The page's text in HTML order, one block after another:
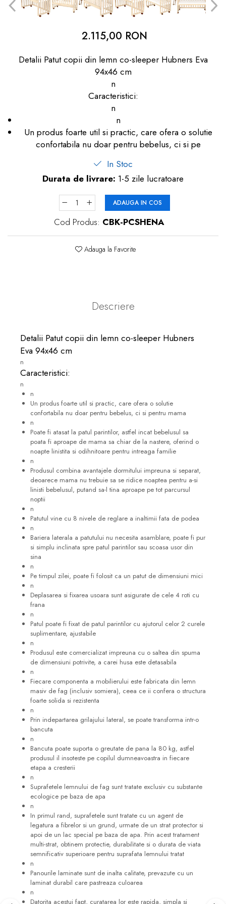
dopuri de urechi
2.115,00 RON
Detalii Patut copii din lemn co-sleeper Hubners Eva
94x46 cm
n
Caracteristici:
n
n
Un produs foarte util si practic, care ofera o solutie
confortabila nu doar pentru bebelus, ci si pe
In Stoc
Durata de livrare: 1-5 zile lucratoare
ADAUGA IN COS
Cod Produs: CBK-PCSHENA
Adauga la Favorite
Descriere
Detalii Patut copii din lemn co-sleeper Hubners
Eva 94x46 cm
n
Caracteristici:
n
n
Un produs foarte util si practic, care ofera o solutie
confortabila nu doar pentru bebelus, ci si pentru mama
n
Poate fi atasat la patul parintilor, astfel incat bebelusul sa
poata fi aproape de mama sa chiar de la nastere, oferind o
noapte linistita si odihnitoare pentru intreaga familie
n
Produsul combina avantajele dormitului impreuna si separat,
deoarece mama nu trebuie sa se ridice noaptea pentru a-si
linisti bebelusul, putand sa-l tina aproape pe tot parcursul
noptii
n
Patutul vine cu 8 nivele de reglare a inaltimii fata de podea
n
Bariera laterala a patutului nu necesita asamblare, poate fi pur
si simplu inclinata spre patul parintilor sau scoasa usor din
sina
n
Pe timpul zilei, poate fi folosit ca un patut de dimensiuni mici
n
Deplasarea si fixarea usoara sunt asigurate de cele 4 roti cu
frana
n
Patul poate fi fixat de patul parintilor cu ajutorul celor 2 curele
suplimentare, ajustabile
n
Produsul este comercializat impreuna cu o saltea din spuma
de dimensiuni potrivite, a carei husa este detasabila
n
Fiecare componenta a mobilierului este fabricata din lemn
masiv de fag (inclusiv somiera), ceea ce ii confera o structura
foarte solida si rezistenta
n
Prin indepartarea grilajului lateral, se poate transforma intr-o
bancuta
n
Bancuta poate suporta o greutate de pana la 80 kg, astfel
produsul il insoteste pe copilul dumneavoastra in fiecare
etapa a cresterii
n
Suprafetele lemnului de fag sunt tratate exclusiv cu substante
ecologice pe baza de apa
n
In primul rand, suprafetele sunt tratate cu un agent de
legatura a fibrelor si un grund, urmate de un strat protector si
apoi de un lac special pe baza de apa. Prin acest tratament
multi-strat, obtinem protectie, durabilitate si o durata de viata
semnificativ superioare pentru suprafata lemnului tratat
n
Panourile laminate sunt de inalta calitate, prevazute cu un
laminat durabil care pastreaza culoarea
n
Datorita acestui fapt, curatarea lor este rapida, simpla si